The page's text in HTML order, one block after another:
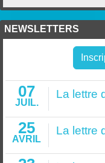
NEWSLETTERS
07
JUIL.
La lettre
25
AVRIL
La lettre